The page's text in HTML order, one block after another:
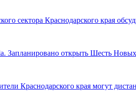
сектора Краснодарского края
Запланировано открыть Шесть
Краснодарского края могут